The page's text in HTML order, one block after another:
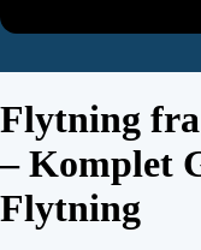
Flytning
– Komplet
Flytning